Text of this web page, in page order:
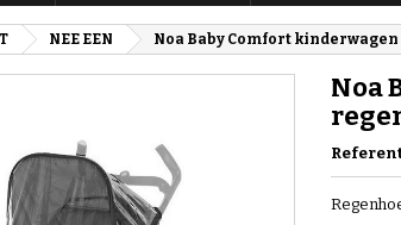
NEE EEN Noa Baby Comfort
Noa